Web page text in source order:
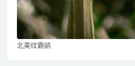
北美纹霸鹟